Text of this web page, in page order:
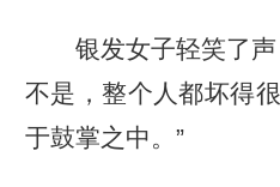
银发女子轻笑了
不是，整个人都坏得
于鼓掌之中。”